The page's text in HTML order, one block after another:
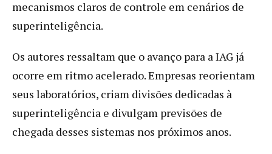
mecanismos claros de controle em cenários de
superinteligência.
Os autores ressaltam que o avanço para a IAG já
ocorre em ritmo acelerado. Empresas reorientam
seus laboratórios, criam divisões dedicadas à
superinteligência e divulgam previsões de
chegada desses sistemas nos próximos anos.